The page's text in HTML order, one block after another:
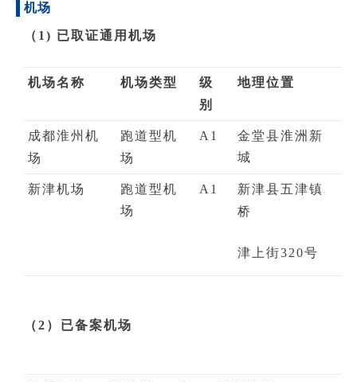
机场
（1) 已取证通用机场
机场名称 机场类型
级
别
地理位置
成都淮州机
场
跑道型机
场
A1
金堂县淮洲新
城
新津机场
跑道型机
场
A1 新津县五津镇
桥
津上街320号
（2）已备案机场